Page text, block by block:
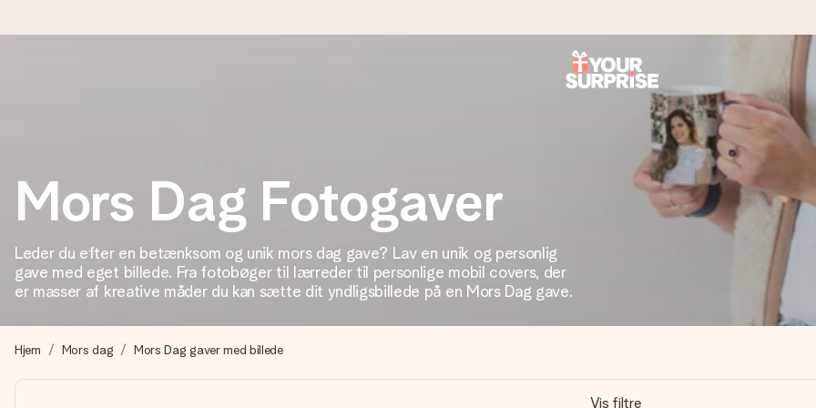
Vi laver din gave med omhu og sender den lynhurtigt – så du kan give den på det helt rette tidspunkt, når den betyder allermest.
4,7 (baseret på +15.000 anmeldelser)
Vores gaver inspirerer. Kunderne giver os 4,7 på Google Reviews.
Lav noget særligt i blot få trin – med hendes navn, et billede af dig eller en besked, der går lige i hendes hjerte. Intet besvær
Mors Dag Fotogaver
Leder du efter en betænksom og unik mors dag gave? Lav en unik og personlig
gave med eget billede. Fra fotobøger til lærreder til personlige mobil covers, der
er masser af kreative måder du kan sætte dit yndligsbillede på en Mors Dag gave.
Hjem Mors dag Mors Dag gaver med billede
Vis filtre